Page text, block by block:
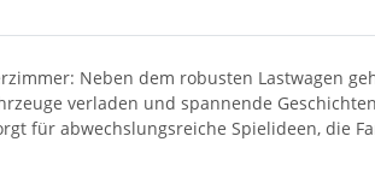
Neben dem robusten Lastwagen
verladen und spannende
für abwechslungsreiche Spielideen, die